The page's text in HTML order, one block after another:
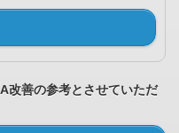
改善の参考とさせていただ